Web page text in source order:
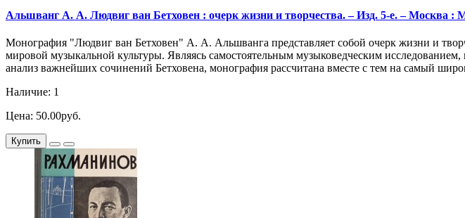
Альшванг А. А. Людвиг ван Бетховен : очерк жизни и творчества. – Изд. 5-е. – Москва :
Монография "Людвиг ван Бетховен" А. А. Альшванга представляет собой очерк жизни и
мировой музыкальной культуры. Являясь самостоятельным музыковедческим
анализ важнейших сочинений Бетховена, монография рассчитана вместе с тем на самый
Наличие: 1
Цена: 50.00руб.
Купить